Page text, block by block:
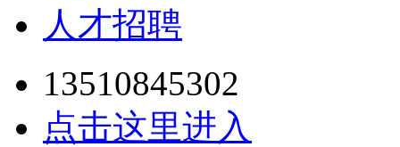
人才招聘
13510845302
点击这里进入